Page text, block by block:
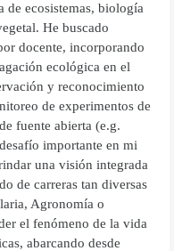
de ecosistemas, biología
He buscado
docente, incorporando
ecológica en el
y reconocimiento
de experimentos de
fuente abierta (e.g.
importante en mi
una visión integrada
de carreras tan diversas
Agronomía o
el fenómeno de la vida
abarcando desde